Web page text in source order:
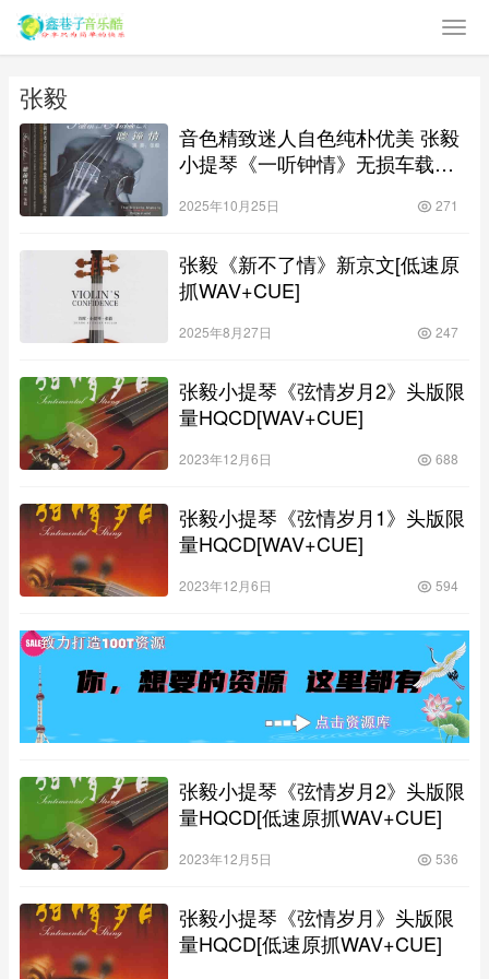
张毅
音色精致迷人自色纯朴优美 张毅
小提琴《一听钟情》无损车载纯
2025年10月25日 271
张毅《新不了情》新京文[低速原
抓WAV+CUE]
2025年8月27日 247
张毅小提琴《弦情岁月2》头版限
量HQCD[WAV+CUE]
2023年12月6日 688
张毅小提琴《弦情岁月1》头版限
量HQCD[WAV+CUE]
2023年12月6日 594
张毅小提琴《弦情岁月2》头版限
量HQCD[低速原抓WAV+CUE]
2023年12月5日 536
张毅小提琴《弦情岁月》头版限
量HQCD[低速原抓WAV+CUE]